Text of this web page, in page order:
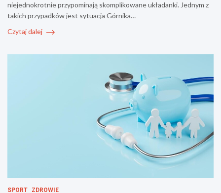
niejednokrotnie przypominają skomplikowane układanki. Jednym z
takich przypadków jest sytuacja Górnika…
Czytaj dalej
SPORT ZDROWIE